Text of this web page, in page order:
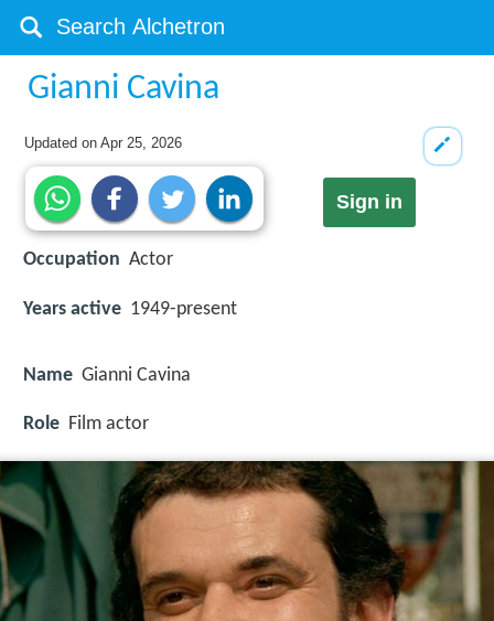
Gianni Cavina
Updated onApr 25, 2026
Sign in
Occupation Actor
Years active 1949-present
Name Gianni Cavina
Role Film actor